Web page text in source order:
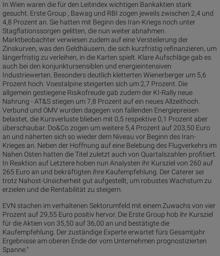
In Wien waren die für den Leitindex wichtigen Bankaktien stark
gesucht. Erste Group , Bawag und RBI zogen jeweils zwischen 2,4 und
4,8 Prozent an. Sie hatten mit Beginn des Iran-Kriegs noch unter
Stagflationssorgen gelitten, die nun weiter abnahmen.
Marktbeobachter verwiesen zudem auf eine Versteilerung der
Zinskurven, was den Geldhäusern, die sich kurzfristig refinanzieren, um
längerfristig zu verleihen, in die Karten spielt. Klare Aufschläge gab es
auch bei den konjunktursensiblen und energieintensiven
Industriewerten. Besonders deutlich kletterten Wienerberger um 5,6
Prozent hoch. Voestalpine steigerten sich um 2,7 Prozent. Die
allgemein gestiegene Risikofreude gab zudem der KI-Rally neue
Nahrung - AT&S stiegen um 7,8 Prozent auf ein neues Allzeithoch.
Verbund und OMV wurden dagegen von fallenden Energiepreisen
belastet, die Kursverluste blieben mit 0,5 respektive 0,1 Prozent aber
überschaubar. Do&Co zogen um weitere 5,4 Prozent auf 203,50 Euro
an und näherten sich so wieder dem Niveau vor Beginn des Iran-
Krieges an. Neben der Hoffnung auf eine Belebung des Flugverkehrs im
Nahen Osten hatten die Titel zuletzt auch von Quartalszahlen profitiert.
In Reaktion auf Letztere hoben nun Analysten ihr Kursziel von 260 auf
265 Euro an und bekräftigten ihre Kaufempfehlung. Der Caterer sei
trotz Nahost-Unsicherheit gut aufgestellt, um robustes Wachstum zu
erzielen und die Rentabilität zu steigern.
EVN stachen im verhaltenen Sektorumfeld mit einem Zuwachs von vier
Prozent auf 29,55 Euro positiv hervor. Die Erste Group hob ihr Kursziel
für die Aktien von 35,50 auf 36,00 an und bestätigte die
Kaufempfehlung. Der zuständige Experte erwartet fürs Gesamtjahr
Ergebnisse am oberen Ende der vom Unternehmen prognostizierten
Spanne."